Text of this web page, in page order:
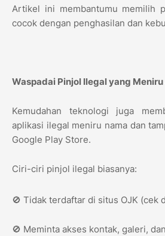
Artikel ini membantumu memilih
cocok dengan penghasilan dan
Waspadai Pinjol Ilegal yang
Kemudahan teknologi juga
aplikasi ilegal meniru nama dan
Google Play Store.
Ciri-ciri pinjol ilegal biasanya:
🚫 Tidak terdaftar di situs OJK (cek
🚫 Meminta akses kontak, galeri,